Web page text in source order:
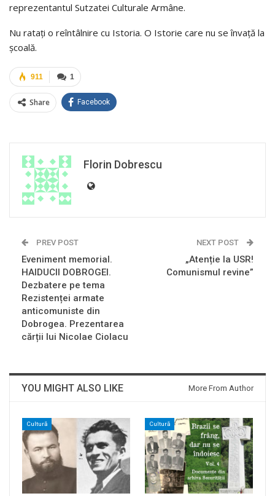
reprezentantul Sutzatei Culturale Armâne.
Nu ratați o reîntâlnire cu Istoria. O Istorie care nu se învață la
școală.
1
911
Share Facebook
Florin Dobrescu
PREV POST
Eveniment memorial.
HAIDUCII DOBROGEI.
Dezbatere pe tema
Rezistenței armate
anticomuniste din
Dobrogea. Prezentarea
cărții lui Nicolae Ciolacu
NEXT POST
„Atenție la USR!
Comunismul revine”
YOU MIGHT ALSO LIKE More From Author
Cultură Cultură